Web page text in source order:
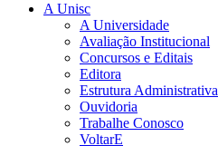
A Unisc
A Universidade
Avaliação Institucional
Concursos e Editais
Editora
Estrutura Administrativa
Ouvidoria
Trabalhe Conosco
VoltarE